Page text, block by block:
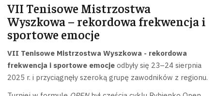
VII Tenisowe Mistrzostwa
Wyszkowa – rekordowa frekwencja i
sportowe emocje
VII Tenisowe Mistrzostwa Wyszkowa - rekordowa
frekwencja i sportowe emocje odbyły się 23–24 sierpnia
2025 r. i przyciągnęły szeroką grupę zawodników z regionu.